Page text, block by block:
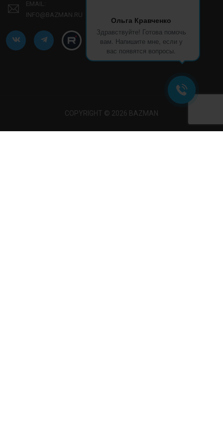
Ольга Кравченко
Здравствуйте! Готова помочь
вам. Напишите мне, если у
вас появятся вопросы.
EMAIL:
INFO@BAZMAN.RU
COPYRIGHT © 2026 BAZMAN